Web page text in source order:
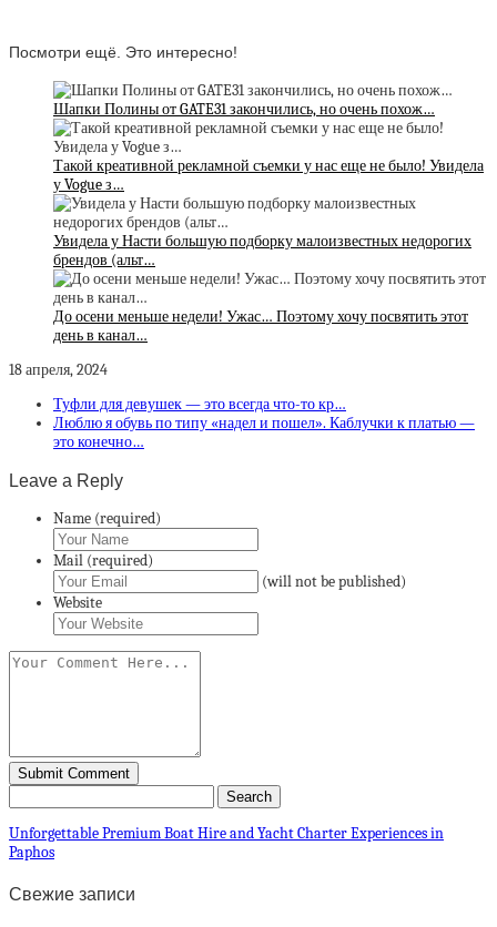
Посмотри ещё. Это интересно!
Шапки Полины от GATE31 закончились, но очень похож…
Такой креативной рекламной съемки у нас еще не было! Увидела
у Vogue з…
Увидела у Насти большую подборку малоизвестных недорогих
брендов (альт…
До осени меньше недели! Ужас… Поэтому хочу посвятить этот
день в канал…
18 апреля, 2024
Туфли для девушек — это всегда что-то кр…
Люблю я обувь по типу «надел и пошел». Каблучки к платью —
это конечно…
Leave a Reply
Name (required)
Mail (required)
(will not be published)
Website
Unforgettable Premium Boat Hire and Yacht Charter Experiences in
Paphos
Свежие записи